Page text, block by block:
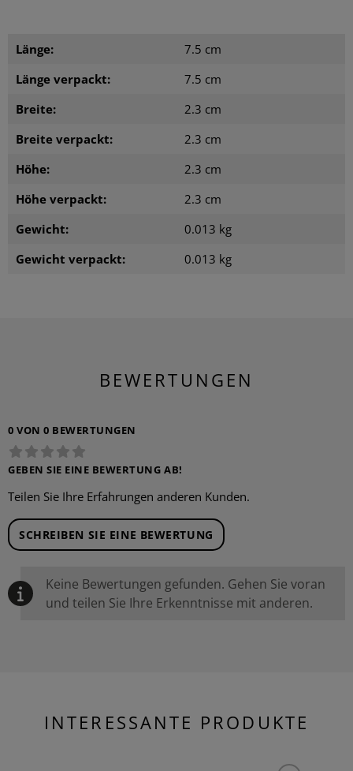
Länge:
7.5 cm
Länge verpackt:
7.5 cm
Breite:
2.3 cm
Breite verpackt:
2.3 cm
Höhe:
2.3 cm
Höhe verpackt:
2.3 cm
Gewicht:
0.013 kg
Gewicht verpackt:
0.013 kg
BEWERTUNGEN
0 VON 0 BEWERTUNGEN
GEBEN SIE EINE BEWERTUNG AB!
Teilen Sie Ihre Erfahrungen anderen Kunden.
SCHREIBEN SIE EINE BEWERTUNG
Keine Bewertungen gefunden. Gehen Sie voran
und teilen Sie Ihre Erkenntnisse mit anderen.
INTERESSANTE PRODUKTE